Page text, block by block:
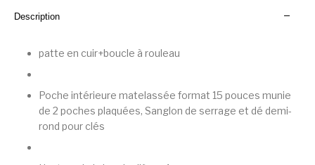
Description
patte en cuir+boucle à rouleau
Poche intérieure matelassée format 15 pouces munie
de 2 poches plaquées, Sanglon de serrage et dé demi-
rond pour clés